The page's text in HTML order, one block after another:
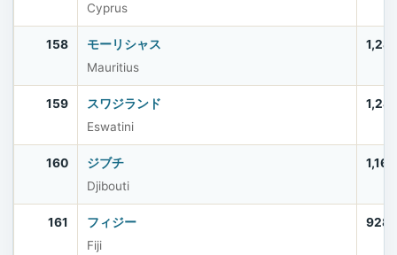
Cyprus
158
モーリシャス
Mauritius
159
スワジランド
Eswatini
160
ジブチ
Djibouti
161
フィジー
Fiji